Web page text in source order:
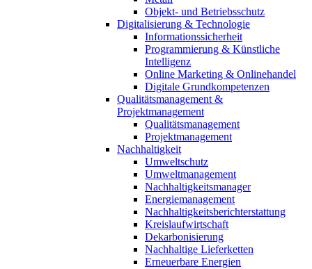
Objekt- und Betriebsschutz
Digitalisierung & Technologie
Informationssicherheit
Programmierung & Künstliche
Intelligenz
Online Marketing & Onlinehandel
Digitale Grundkompetenzen
Qualitätsmanagement &
Projektmanagement
Qualitätsmanagement
Projektmanagement
Nachhaltigkeit
Umweltschutz
Umweltmanagement
Nachhaltigkeitsmanager
Energiemanagement
Nachhaltigkeitsberichterstattung
Kreislaufwirtschaft
Dekarbonisierung
Nachhaltige Lieferketten
Erneuerbare Energien